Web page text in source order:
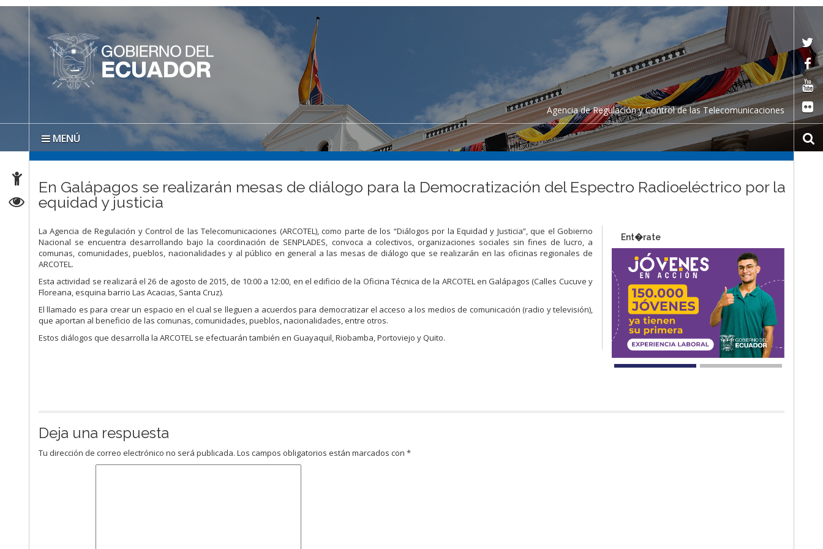
Agencia de Regulación y Control de las Telecomunicaciones
MENÚ
En Galápagos se realizarán mesas de diálogo para la Democratización del Espectro Radioeléctrico por la
equidad y justicia
La Agencia de Regulación y Control de las Telecomunicaciones (ARCOTEL), como parte de los “Diálogos por la Equidad y Justicia”, que el Gobierno
Nacional se encuentra desarrollando bajo la coordinación de SENPLADES, convoca a colectivos, organizaciones sociales sin fines de lucro, a
comunas, comunidades, pueblos, nacionalidades y al público en general a las mesas de diálogo que se realizarán en las oficinas regionales de
ARCOTEL.
Esta actividad se realizará el 26 de agosto de 2015, de 10:00 a 12:00, en el edificio de la Oficina Técnica de la ARCOTEL en Galápagos (Calles Cucuve y
Floreana, esquina barrio Las Acacias, Santa Cruz).
El llamado es para crear un espacio en el cual se lleguen a acuerdos para democratizar el acceso a los medios de comunicación (radio y televisión),
que aportan al beneficio de las comunas, comunidades, pueblos, nacionalidades, entre otros.
Estos diálogos que desarrolla la ARCOTEL se efectuarán también en Guayaquil, Riobamba, Portoviejo y Quito.
Ent�rate
Deja una respuesta
Tu dirección de correo electrónico no será publicada. Los campos obligatorios están marcados con*